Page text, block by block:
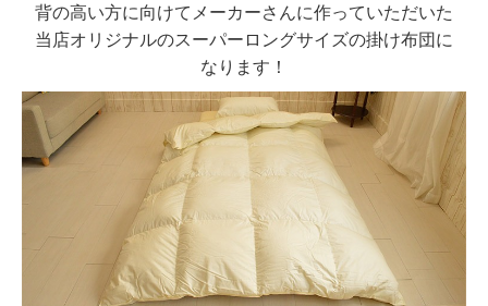
背の高い方に向けてメーカーさんに作っていただいた
当店オリジナルのスーパーロングサイズの掛け布団に
なります！